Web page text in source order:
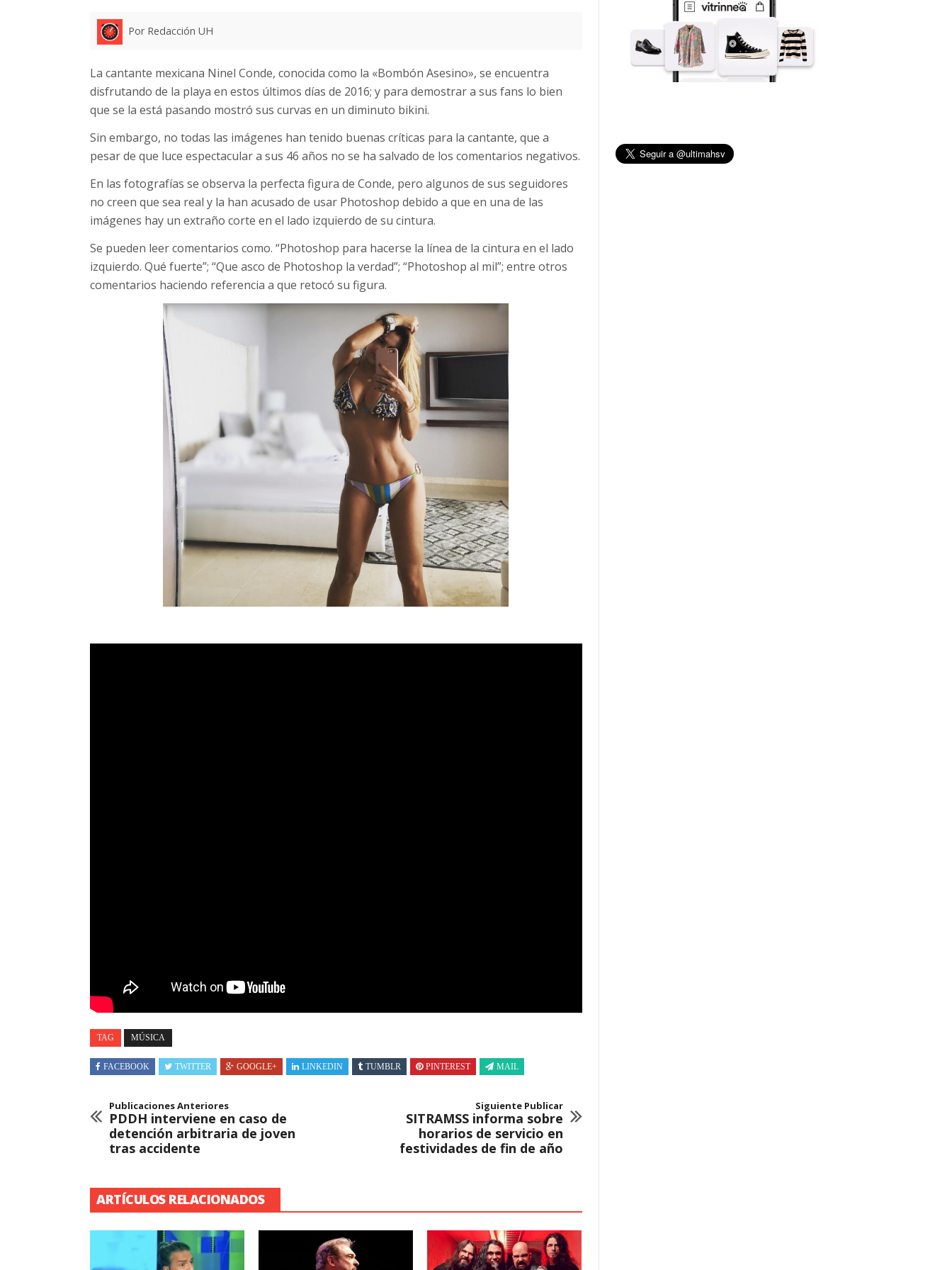
Por Redacción UH
La cantante mexicana Ninel Conde, conocida como la «Bombón Asesino», se encuentra
disfrutando de la playa en estos últimos días de 2016; y para demostrar a sus fans lo bien
que se la está pasando mostró sus curvas en un diminuto bikini.
Sin embargo, no todas las imágenes han tenido buenas críticas para la cantante, que a
pesar de que luce espectacular a sus 46 años no se ha salvado de los comentarios negativos.
En las fotografías se observa la perfecta figura de Conde, pero algunos de sus seguidores
no creen que sea real y la han acusado de usar Photoshop debido a que en una de las
imágenes hay un extraño corte en el lado izquierdo de su cintura.
Se pueden leer comentarios como. “Photoshop para hacerse la línea de la cintura en el lado
izquierdo. Qué fuerte”; “Que asco de Photoshop la verdad”; “Photoshop al mil”; entre otros
comentarios haciendo referencia a que retocó su figura.
TAG MÚSICA
FACEBOOK TWITTER GOOGLE+ LINKEDIN TUMBLR PINTEREST MAIL
Publicaciones Anteriores
PDDH interviene en caso de
detención arbitraria de joven
tras accidente
Siguiente Publicar
SITRAMSS informa sobre
horarios de servicio en
festividades de fin de año
ARTÍCULOS RELACIONADOS